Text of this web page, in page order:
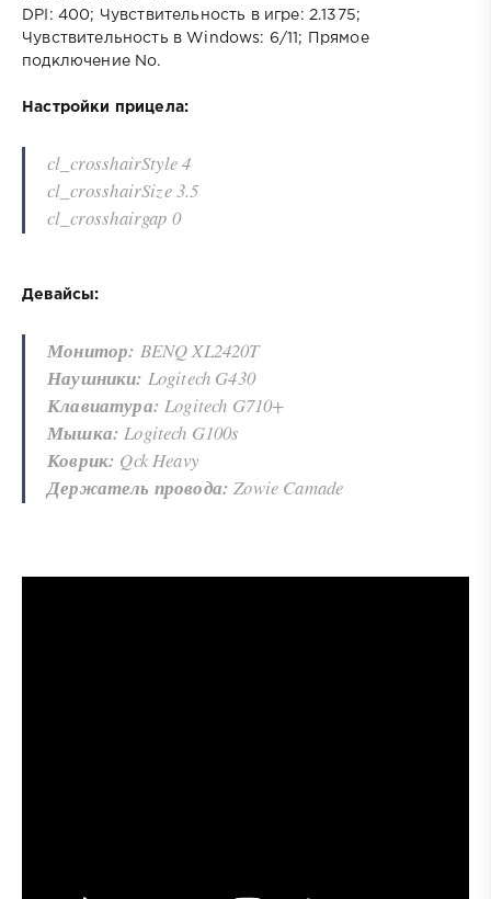
DPI: 400; Чувствительность в игре: 2.1375;
Чувствительность в Windows: 6/11; Прямое
подключение No.
Настройки прицела:
cl_crosshairStyle 4
cl_crosshairSize 3.5
cl_crosshairgap 0
Девайсы:
Монитор: BENQ XL2420T
Наушники: Logitech G430
Клавиатура: Logitech G710+
Мышка: Logitech G100s
Коврик: Qck Heavy
Держатель провода:Zowie Camade